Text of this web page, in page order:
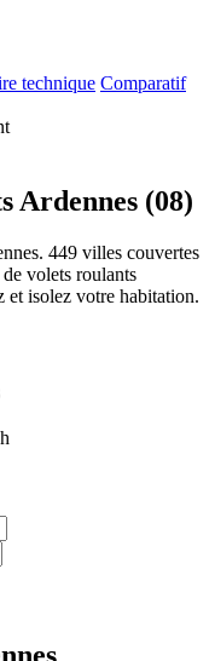
technique Comparatif
Ardennes (08)
449 villes couvertes
volets roulants
et isolez votre habitation.